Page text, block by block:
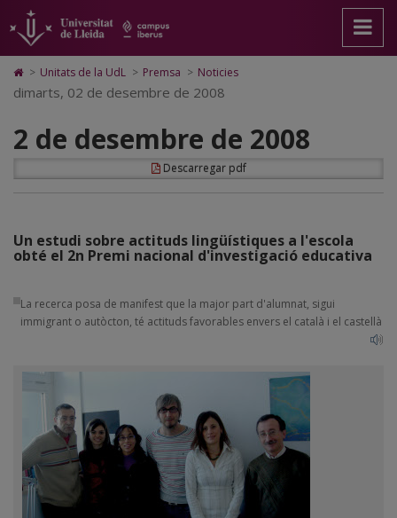
de
desembre
de
2008
pàgina
principal.
Universitat
Lleida
contingut
principal
Mapa
Web.
Universitat
Cerca
Accessibilitat.
Universitat
Lleida
Icono
de
Home
ir
a
página
de
> Unitats de la UdL > Premsa > Noticies
dimarts, 02 de desembre de 2008
2 de desembre de 2008
Descarregar pdf
Un estudi sobre actituds lingüístiques a l'escola
obté el 2n Premi nacional d'investigació educativa
La recerca posa de manifest que la major part d'alumnat, sigui
immigrant o autòcton, té actituds favorables envers el català i el castellà